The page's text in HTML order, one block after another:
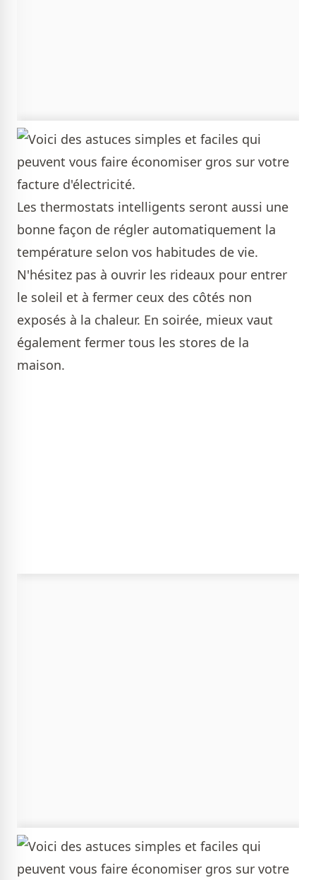
Les thermostats intelligents seront aussi une
bonne façon de régler automatiquement la
température selon vos habitudes de vie.
N'hésitez pas à ouvrir les rideaux pour entrer
le soleil et à fermer ceux des côtés non
exposés à la chaleur. En soirée, mieux vaut
également fermer tous les stores de la
maison.